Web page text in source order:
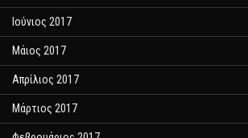
Ιούνιος 2017
Μάιος 2017
Απρίλιος 2017
Μάρτιος 2017